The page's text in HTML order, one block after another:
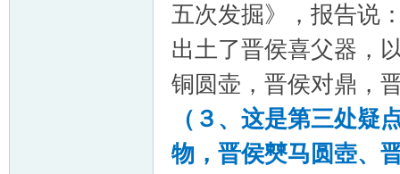
五次发掘》，报告说
出土了晋侯喜父器，
铜圆壶，晋侯对鼎，
（３、这是第三处疑
物，晋侯僰马圆壺、